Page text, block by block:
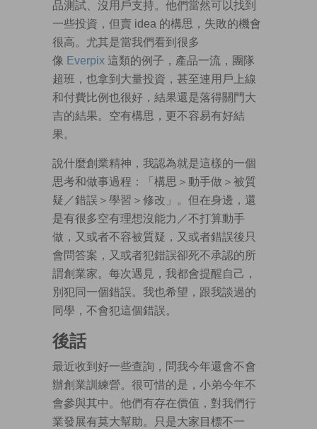
品測試、沒用戶支持。他們當然可以找到
一些投資，但賣 idea 的構思，失敗的機會
很高。尤其是當我們看到很多
像 Everpix 這類的例子，產品一流，團隊
超班，也拿到大量投資，甚至連用戶上線
和付費比例也很好，結果還是落得關門大
吉的結果。空有構思，更不容易有好結
果。
說什麼創業精神，我認為就是這樣的一個
思考和做事過程：「構思＞動手做＞被質
疑／錯誤＞學習＞修改」。但在身邊，還
是有很多空有理想沒能力／不打算動手
做，又或者不容被質疑，又或者錯誤後只
會問答案，又或者犯錯誤卻死不承認的所
謂創業家。每次遇見，我都會提醒自己，
別犯同一個錯誤。我也希望，跟我談過的
同學，不會犯這個錯誤。
後話
最近收到好一些查詢，問我今年還會不會
辦創業訓練營。很可惜的是，小弟今年不
會參與其中。他們有存在價值，對我們行
業發展有莫大幫助。只是大家目標不一